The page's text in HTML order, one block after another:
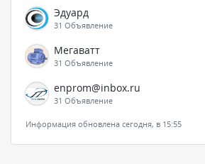
Эдуард
31 Объявление
Мегаватт
31 Объявление
enprom@inbox.ru
31 Объявление
Информация обновлена сегодня, в 15:55